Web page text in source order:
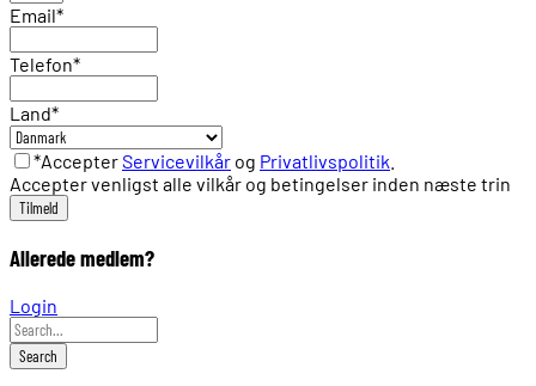
Email*
Telefon*
Land*
*AccepterServicevilkår og Privatlivspolitik
Accepter venligst alle vilkår og betingelser inden næste trin
Allerede medlem?
Login